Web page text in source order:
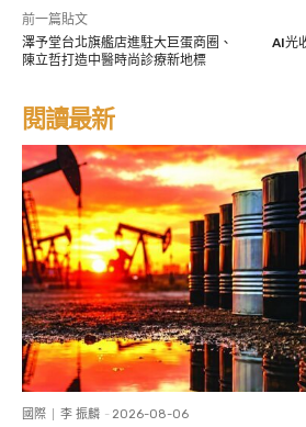
前一篇貼文
澤予堂台北旗艦店進駐大巨蛋商圈、
陳立哲打造中醫時尚診療新地標
AI光
閱讀最新
國際 李 振麟 - 2026-08-06